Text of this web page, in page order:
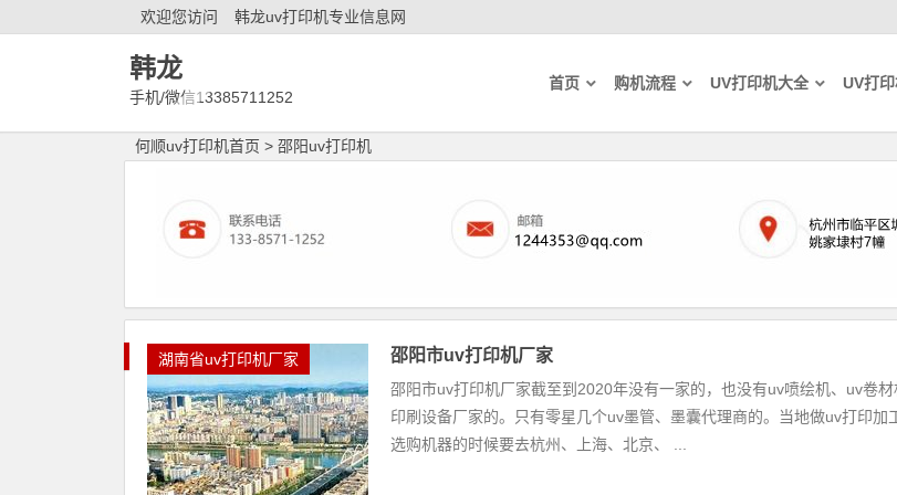
欢迎您访问 韩龙uv打印机专业信息网
韩龙
手机/微信13385711252
首页 购机流程 UV打印机大全 UV打
何顺uv打印机首页 > 邵阳uv打印机
湖南省uv打印机厂家 邵阳市uv打印机厂家
邵阳市uv打印机厂家截至到2020年没有一家的，也没有uv喷绘机、uv卷
印刷设备厂家的。只有零星几个uv墨管、墨囊代理商的。当地做uv打印加
选购机器的时候要去杭州、上海、北京、 ...